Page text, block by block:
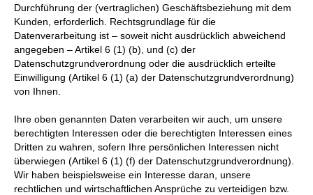
Durchführung der (vertraglichen) Geschäftsbeziehung mit dem
Kunden, erforderlich. Rechtsgrundlage für die
Datenverarbeitung ist – soweit nicht ausdrücklich abweichend
angegeben – Artikel 6 (1) (b), und (c) der
Datenschutzgrundverordnung oder die ausdrücklich erteilte
Einwilligung (Artikel 6 (1) (a) der Datenschutzgrundverordnung)
von Ihnen.
Ihre oben genannten Daten verarbeiten wir auch, um unsere
berechtigten Interessen oder die berechtigten Interessen eines
Dritten zu wahren, sofern Ihre persönlichen Interessen nicht
überwiegen (Artikel 6 (1) (f) der Datenschutzgrundverordnung).
Wir haben beispielsweise ein Interesse daran, unsere
rechtlichen und wirtschaftlichen Ansprüche zu verteidigen bzw.